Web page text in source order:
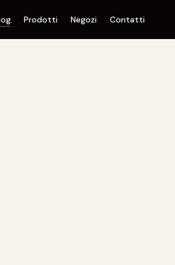
Prodotti Negozi Contatti